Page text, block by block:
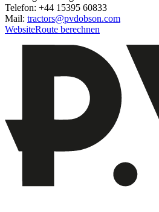
Telefon: +44 15395 60833
Mail: tractors@pvdobson.com
WebsiteRoute berechnen